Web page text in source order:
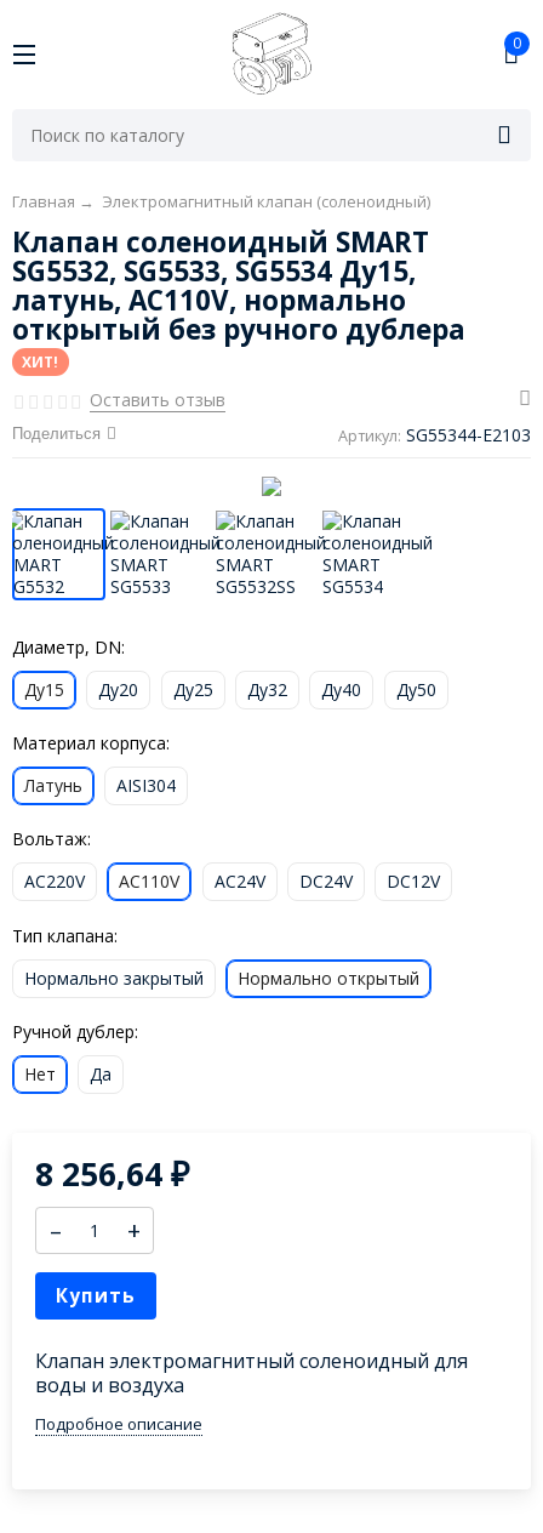
0
Главная → Электромагнитный клапан (соленоидный)
Клапан соленоидный SMART
SG5532, SG5533, SG5534 Ду15,
латунь, AC110V, нормально
открытый без ручного дублера
ХИТ!
Оставить отзыв
Поделиться Артикул: SG55344-E2103
Диаметр, DN:
Ду15
Ду20 Ду25 Ду32 Ду40 Ду50
Материал корпуса:
Латунь
AISI304
Вольтаж:
AC220V
AC110V AC24V DC24V DC12V
Тип клапана:
Нормально закрытый
Нормально открытый
Ручной дублер:
Нет
Да
8 256,64₽
– +
Купить
Клапан электромагнитный соленоидный для
воды и воздуха
Подробное описание